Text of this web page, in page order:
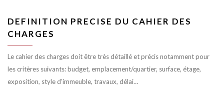
DEFINITION PRECISE DU CAHIER DES
CHARGES
Le cahier des charges doit être très détaillé et précis notamment pour
les critères suivants: budget, emplacement/quartier, surface, étage,
exposition, style d’immeuble, travaux, délai…